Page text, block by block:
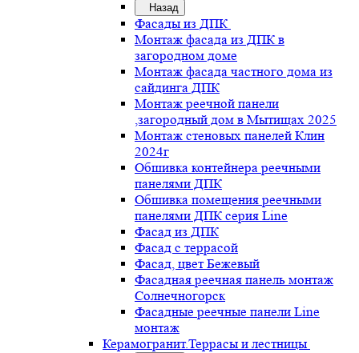
Назад
Фасады из ДПК
Монтаж фасада из ДПК в
загородном доме
Монтаж фасада частного дома из
сайдинга ДПК
Монтаж реечной панели
,загородный дом в Мытищах 2025
Монтаж стеновых панелей Клин
2024г
Обшивка контейнера реечными
панелями ДПК
Обшивка помещения реечными
панелями ДПК серия Line
Фасад из ДПК
Фасад с террасой
Фасад, цвет Бежевый
Фасадная реечная панель монтаж
Солнечногорск
Фасадные реечные панели Line
монтаж
Керамогранит.Террасы и лестницы